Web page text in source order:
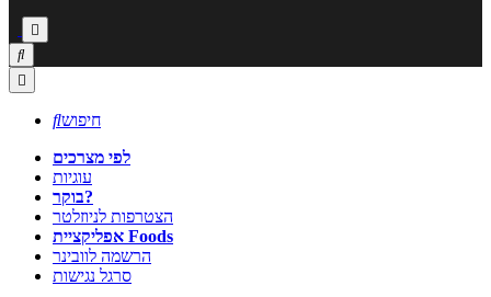



חיפוש
לפי מצרכים
עוגיות
בוקר?
הצטרפות לניוזלטר
אפליקציית Foods
הרשמה לוובינר
סרגל נגישות